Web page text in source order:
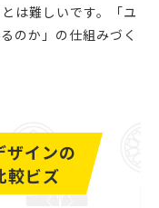
は難しいです。「ユ
のか」の仕組みづく
ザインの
較ビズ